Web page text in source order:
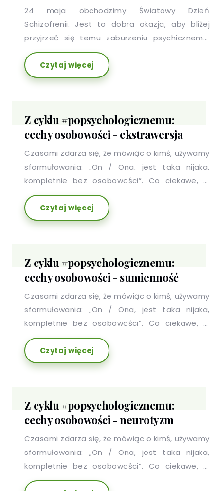
24 maja obchodzimy Światowy Dzień
Schizofrenii. Jest to dobra okazja, aby bliżej
przyjrzeć się temu zaburzeniu psychicznemu,
które wciąż obciążone jest wieloma błędnymi
przekonaniami i stygmatyzacją osób, które na
nie cierpią. W poniższym artykule, przedstawimy
Czytaj więcej
Z cyklu #popsychologicznemu:
cechy osobowości - ekstrawersja
Czasami zdarza się, że mówiąc o kimś, używamy
sformułowania: „On / Ona, jest taka nijaka,
kompletnie bez osobowości”. Co ciekawe, w
stwierdzeniu tym nie ma nawet odrobiny racji,
ponieważ każdy z nas ma charakterystyczny dla
siebie i przejawiający się w różnych obszarach
Czytaj więcej
Z cyklu #popsychologicznemu:
cechy osobowości - sumienność
Czasami zdarza się, że mówiąc o kimś, używamy
sformułowania: „On / Ona, jest taka nijaka,
kompletnie bez osobowości”. Co ciekawe, w
stwierdzeniu tym nie ma nawet odrobiny racji,
ponieważ każdy z nas ma charakterystyczny dla
siebie i przejawiający się w różnych obszarach
Czytaj więcej
Z cyklu #popsychologicznemu:
cechy osobowości - neurotyzm
Czasami zdarza się, że mówiąc o kimś, używamy
sformułowania: „On / Ona, jest taka nijaka,
kompletnie bez osobowości”. Co ciekawe, w
stwierdzeniu tym nie ma nawet odrobiny racji,